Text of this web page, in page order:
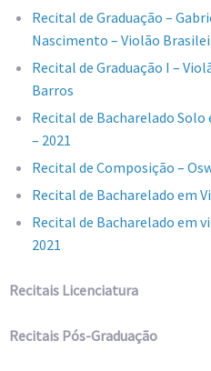
Recital de Graduação –
Nascimento – Violão
Recital de Graduação I –
Barros
Recital de Bacharelado
– 2021
Recital de Composição –
Recital de Bacharelado em
Recital de Bacharelado em
2021
Recitais Licenciatura
Recitais Pós-Graduação